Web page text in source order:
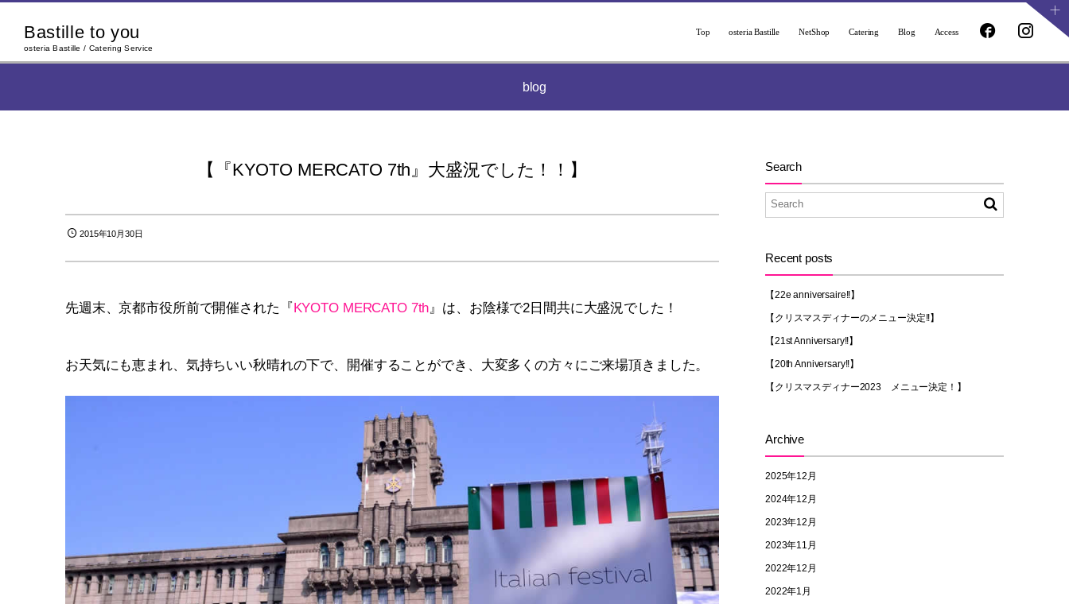
Bastille to you
osteria Bastille / Catering Service
Top osteria Bastille NetShop Catering Blog Access
blog
【『KYOTO MERCATO 7th』大盛況でした！！】
2015年10月30日
先週末、京都市役所前で開催された『KYOTO MERCATO 7th』は、お陰様で2日間共に大盛況でした！
お天気にも恵まれ、気持ちいい秋晴れの下で、開催することができ、大変多くの方々にご来場頂きました。
Search
Recent posts
【22e anniversaire!!】
【クリスマスディナーのメニュー決定!!】
【21st Anniversary!!】
【20th Anniversary!!】
【クリスマスディナー2023 メニュー決定！】
Archive
2025年12月
2024年12月
2023年12月
2023年11月
2022年12月
2022年1月